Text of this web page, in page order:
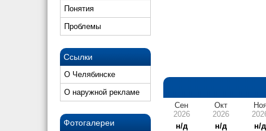
Понятия
Проблемы
Ссылки
О Челябинске
О наружной рекламе
Фотогалереи
Сен
2026
н/д
Окт
2026
н/д
н/д